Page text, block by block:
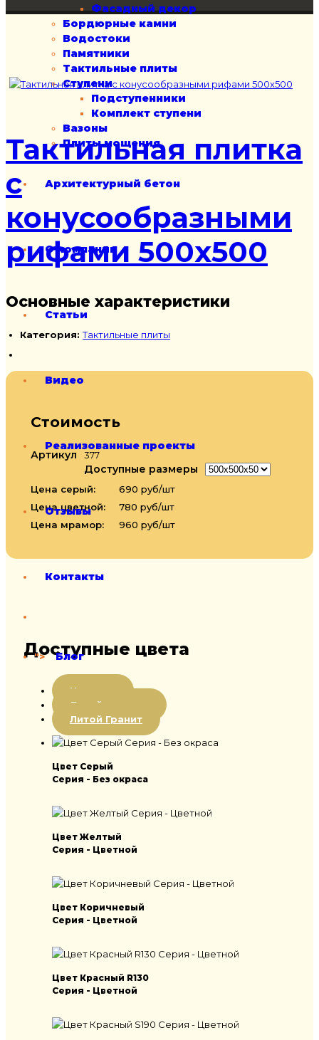
Фасадный декор
Бордюрные камни
Водостоки
Памятники
Тактильные плиты
Ступени
Подступенники
Комплект ступени
Вазоны
Плиты мощения
Архитектурный бетон
О компании
Статьи
Видео
Реализованные проекты
Отзывы
Контакты
"> Блог
Тактильная плитка
с
конусообразными
рифами 500х500
Основные характеристики
Категория:Тактильные плиты
Стоимость
Артикул 377
Доступные размеры
Цена серый:
690 руб/шт
Цена цветной:
780 руб/шт
Цена мрамор:
960 руб/шт
Доступные цвета
Цветная
Литой мрамор
Литой Гранит
Цвет Серый
Серия - Без окраса
Цвет Желтый
Серия - Цветной
Цвет Коричневый
Серия - Цветной
Цвет Красный R130
Серия - Цветной